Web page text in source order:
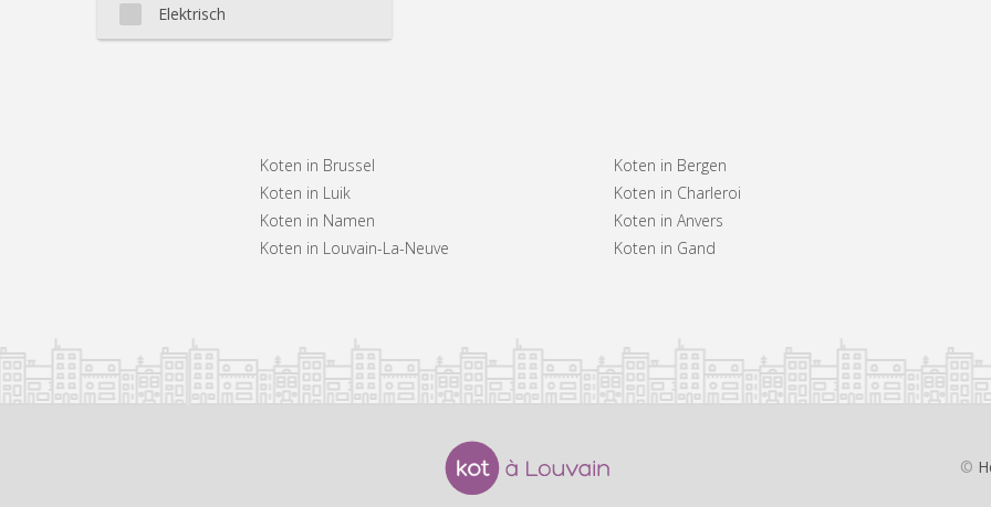
Elektrisch
Koten in Brussel
Koten in Luik
Koten in Namen
Koten in Louvain-La-Neuve
Koten in Bergen
Koten in Charleroi
Koten in Anvers
Koten in Gand
©